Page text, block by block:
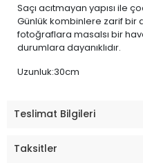
Saçı acıtmayan yapısı ile
Günlük kombinlere zarif bir
fotoğraflara masalsı bir
durumlara dayanıklıdır.
Uzunluk:30cm
Teslimat Bilgileri
Taksitler